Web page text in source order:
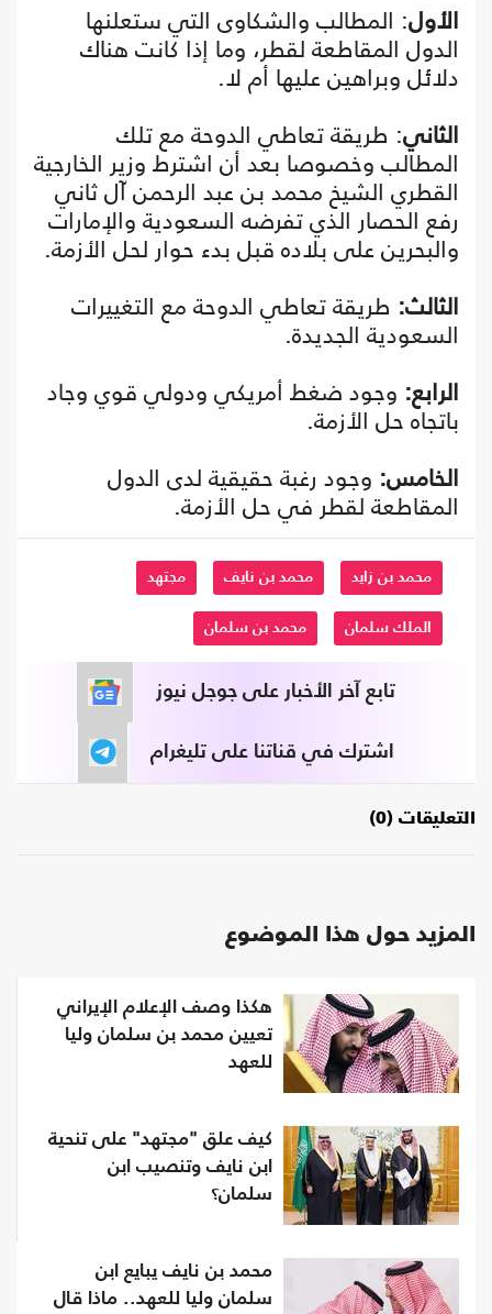
الأول: المطالب والشكاوى التي ستعلنها
الدول المقاطعة لقطر، وما إذا كانت هناك
دلائل وبراهين عليها أم لا.
الثاني: طريقة تعاطي الدوحة مع تلك
المطالب وخصوصا بعد أن اشترط وزير الخارجية
القطري الشيخ محمد بن عبد الرحمن آل ثاني
رفع الحصار الذي تفرضه السعودية والإمارات
والبحرين على بلاده قبل بدء حوار لحل الأزمة.
الثالث: طريقة تعاطي الدوحة مع التغييرات
السعودية الجديدة.
الرابع: وجود ضغط أمريكي ودولي قوي وجاد
باتجاه حل الأزمة.
الخامس: وجود رغبة حقيقية لدى الدول
المقاطعة لقطر في حل الأزمة.
محمد بن زايد محمد بن نايف مجتهد
الملك سلمان محمد بن سلمان
تابع آخر الأخبار على جوجل نيوز
اشترك في قناتنا على تليغرام
التعليقات (0)
المزيد حول هذا الموضوع
هكذا وصف الإعلام الإيراني
تعيين محمد بن سلمان وليا
للعهد
كيف علق "مجتهد" على تنحية
ابن نايف وتنصيب ابن
سلمان؟
محمد بن نايف يبايع ابن
سلمان وليا للعهد.. ماذا قال